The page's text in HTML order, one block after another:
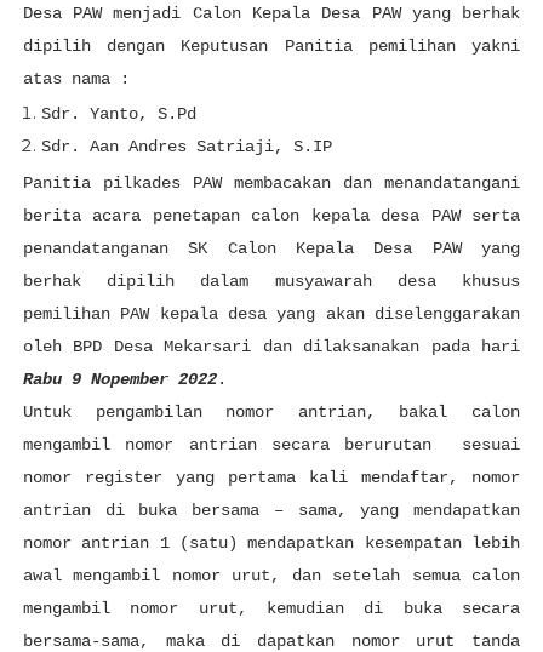
Desa PAW menjadi Calon Kepala Desa PAW yang berhak
dipilih dengan Keputusan Panitia pemilihan yakni
atas nama :
Sdr. Yanto, S.Pd
Sdr. Aan Andres Satriaji, S.IP
Panitia pilkades PAW membacakan dan menandatangani
berita acara penetapan calon kepala desa PAW serta
penandatanganan SK Calon Kepala Desa PAW yang
berhak dipilih dalam musyawarah desa khusus
pemilihan PAW kepala desa yang akan diselenggarakan
oleh BPD Desa Mekarsari dan dilaksanakan pada hari
Rabu 9 Nopember 2022.
Untuk pengambilan nomor antrian, bakal calon
mengambil nomor antrian secara berurutan sesuai
nomor register yang pertama kali mendaftar, nomor
antrian di buka bersama – sama, yang mendapatkan
nomor antrian 1 (satu) mendapatkan kesempatan lebih
awal mengambil nomor urut, dan setelah semua calon
mengambil nomor urut, kemudian di buka secara
bersama-sama, maka di dapatkan nomor urut tanda